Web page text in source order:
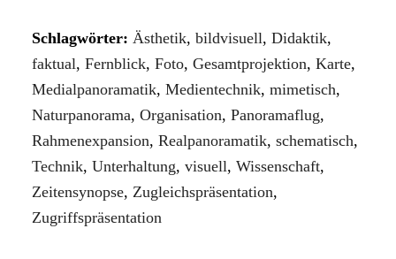
Schlagwörter: Ästhetik, bildvisuell, Didaktik,
faktual, Fernblick, Foto, Gesamtprojektion, Karte,
Medialpanoramatik, Medientechnik, mimetisch,
Naturpanorama, Organisation, Panoramaflug,
Rahmenexpansion, Realpanoramatik, schematisch,
Technik, Unterhaltung, visuell, Wissenschaft,
Zeitensynopse, Zugleichspräsentation,
Zugriffspräsentation